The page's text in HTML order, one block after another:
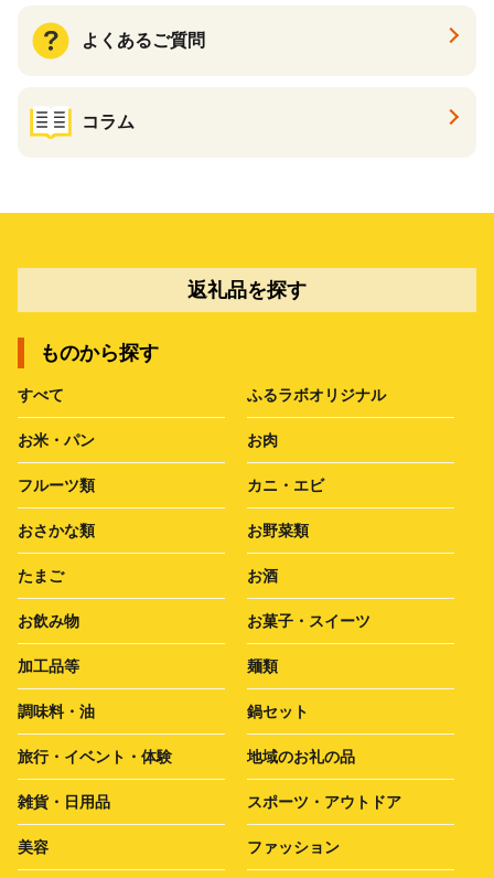
よくあるご質問
コラム
返礼品を探す
ものから探す
すべて ふるラボオリジナル
お米・パン お肉
フルーツ類 カニ・エビ
おさかな類 お野菜類
たまご お酒
お飲み物 お菓子・スイーツ
加工品等 麺類
調味料・油 鍋セット
旅行・イベント・体験 地域のお礼の品
雑貨・日用品 スポーツ・アウトドア
美容 ファッション